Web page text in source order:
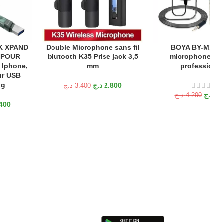
XPAND
Iphone,
USB
AJOUTER AU PANIER
Double Microphone sans fil
blutooth K35 Prise jack 3,5
mm
3.400 د.ج 2.800 د.ج
AJOUTER AU
BOYA BY-
4.200 د.ج